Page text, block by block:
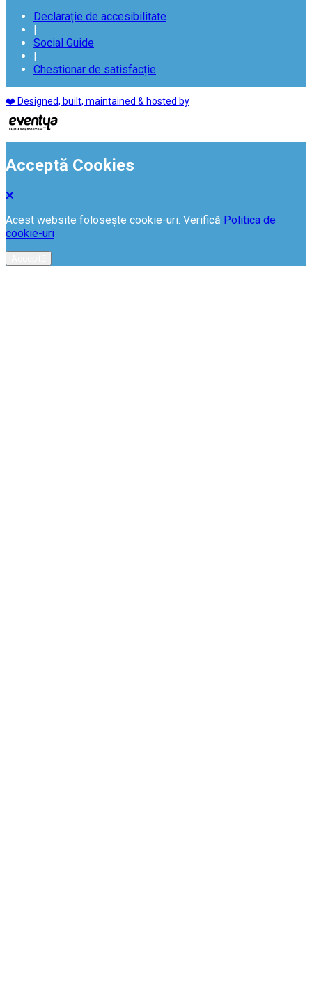
Declarație de accesibilitate
Social Guide
Chestionar de satisfacție
❤️ Designed, built, maintained & hosted by
Acceptă Cookies
Acest website folosește cookie-uri. Verifică Politica de
cookie-uri